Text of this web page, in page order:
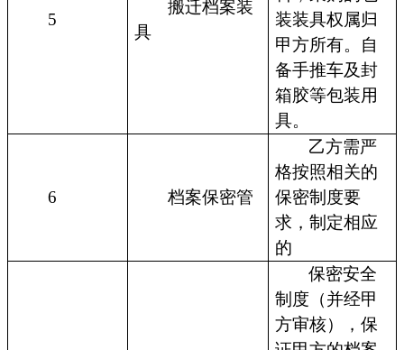
5
搬迁档案装
具
装装具权属归
甲方所有。自
备手推车及封
箱胶等包装用
具。
6 档案保密管
乙方需严
格按照相关的
保密制度要
求，制定相应
的
保密安全
制度（并经甲
方审核），保